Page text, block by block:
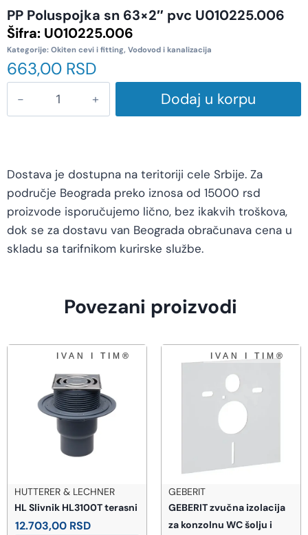
PP Poluspojka sn 63×2″ pvc U010225.006
Šifra: U010225.006
Kategorije: Okiten cevi i fitting, Vodovod i kanalizacija
663,00 RSD
Dodaj u korpu
Dostava je dostupna na teritoriji cele Srbije. Za
područje Beograda preko iznosa od 15000 rsd
proizvode isporučujemo lično, bez ikakvih troškova,
dok se za dostavu van Beograda obračunava cena u
skladu sa tarifnikom kurirske službe.
Povezani proizvodi
HUTTERER & LECHNER
HL Slivnik HL3100T terasni
12.703,00 RSD
GEBERIT
GEBERIT zvučna izolacija
za konzolnu WC šolju i